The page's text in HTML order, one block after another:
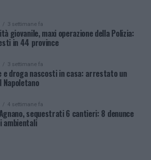
3 settimane fa
giovanile, maxi operazione della Polizia:
in 44 province
3 settimane fa
e droga nascosti in casa: arrestato un
Napoletano
4 settimane fa
sequestrati 6 cantieri: 8 denunce
ambientali